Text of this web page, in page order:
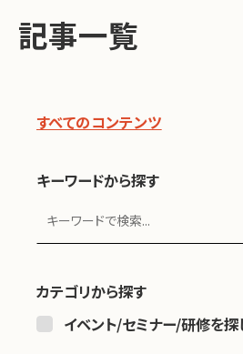
起業フェーズから探す
キーワードから探す
ABOUT
お問い合わせ
記事一覧
すべてのコンテンツ
キーワードから探す
カテゴリから探す
イベント/セミナー/研修を探